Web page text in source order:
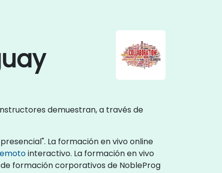
demuestran, a través de
La formación en vivo online
interactivo. La formación en vivo
formación corporativos de NobleProg